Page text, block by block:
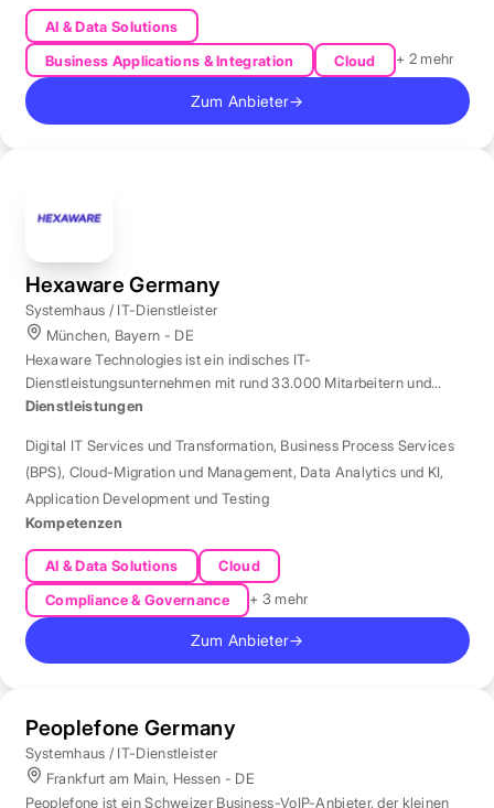
AI & Data Solutions
Business Applications & Integration
Cloud + 2 mehr
Zum Anbieter→
Hexaware Germany
Systemhaus / IT-Dienstleister
München, Bayern - DE
Hexaware Technologies ist ein indisches IT-
Dienstleistungsunternehmen mit rund 33.000 Mitarbeitern und
Standort München für Automatisierung und KI.
Dienstleistungen
Digital IT Services und Transformation, Business Process Services
(BPS), Cloud-Migration und Management, Data Analytics und KI,
Application Development und Testing
Kompetenzen
AI & Data Solutions
Cloud
Compliance & Governance
+ 3 mehr
Zum Anbieter→
Peoplefone Germany
Systemhaus / IT-Dienstleister
Frankfurt am Main, Hessen - DE
Peoplefone ist ein Schweizer Business-VoIP-Anbieter, der kleinen